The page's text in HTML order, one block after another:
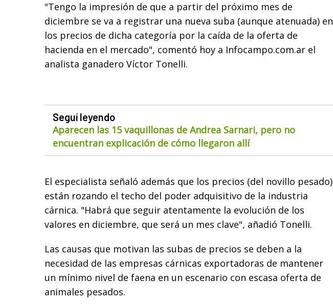
"Tengo la impresión de que a partir del próximo mes de
diciembre se va a registrar una nueva suba (aunque atenuada) en
los precios de dicha categoría por la caída de la oferta de
hacienda en el mercado", comentó hoy a Infocampo.com.ar el
analista ganadero Víctor Tonelli.
Seguí leyendo
Aparecen las 15 vaquillonas de Andrea Sarnari, pero no
encuentran explicación de cómo llegaron allí
El especialista señaló además que los precios (del novillo pesado)
están rozando el techo del poder adquisitivo de la industria
cárnica. "Habrá que seguir atentamente la evolución de los
valores en diciembre, que será un mes clave", añadió Tonelli.
Las causas que motivan las subas de precios se deben a la
necesidad de las empresas cárnicas exportadoras de mantener
un mínimo nivel de faena en un escenario con escasa oferta de
animales pesados.